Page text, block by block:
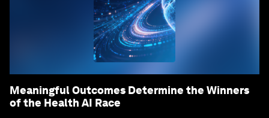
Meaningful Outcomes Determine the Winners
of the Health AI Race